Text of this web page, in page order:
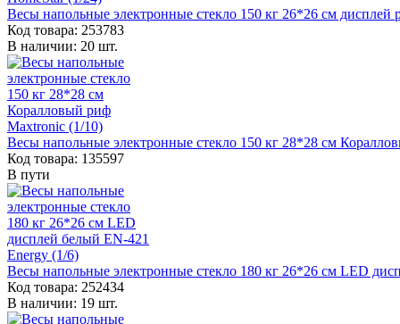
Весы напольные электронные стекло 150 кг 26*26 см дисплей
Код товара: 253783
В наличии: 20 шт.
Весы напольные электронные стекло 150 кг 28*28 см
Код товара: 135597
В пути
Весы напольные электронные стекло 180 кг 26*26 см LED
Код товара: 252434
В наличии: 19 шт.